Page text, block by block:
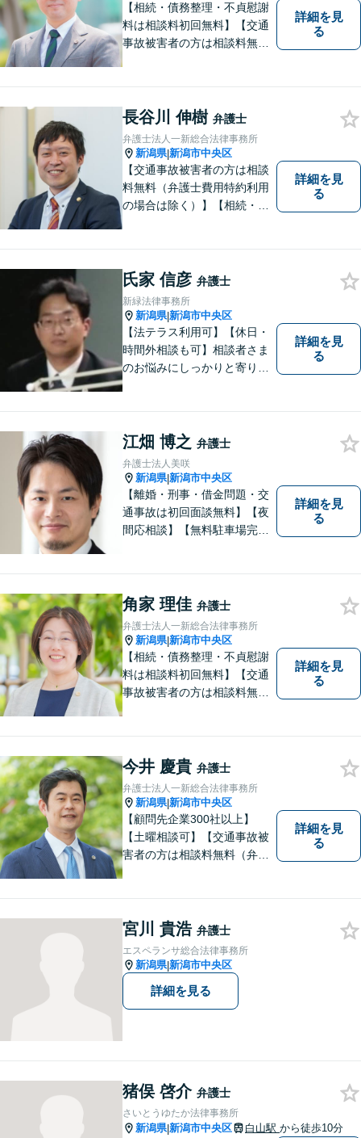
【相続・債務整理・不貞慰謝
料は相談料初回無料】【交通
事故被害者の方は相談料無料
思っています。
詳細を見
る
長谷川 伸樹 弁護士
弁護士法人一新総合法律事務所
新潟県|新潟市中央区
【交通事故被害者の方は相談
料無料（弁護士費用特約利用
の場合は除く）】【相続・債
てお力になります
詳細を見
る
氏家 信彦 弁護士
新緑法律事務所
新潟県|新潟市中央区
【法テラス利用可】【休日・
時間外相談も可】相談者さま
のお悩みにしっかりと寄り添
業・行政窓口など適切な相談
先をご紹介しています。
詳細を見
る
江畑 博之 弁護士
弁護士法人美咲
新潟県|新潟市中央区
【離婚・刑事・借金問題・交
通事故は初回面談無料】【夜
間応相談】【無料駐車場完
個人の方も法人の方も、お気
軽にご相談ください。
詳細を見
る
角家 理佳 弁護士
弁護士法人一新総合法律事務所
新潟県|新潟市中央区
【相続・債務整理・不貞慰謝
料は相談料初回無料】【交通
事故被害者の方は相談料無料
るため日々研鑽を積んでいま
す
詳細を見
る
今井 慶貴 弁護士
弁護士法人一新総合法律事務所
新潟県|新潟市中央区
【顧問先企業300社以上】
【土曜相談可】【交通事故被
害者の方は相談料無料（弁護
無料】
詳細を見
る
宮川 貴浩 弁護士
エスペランサ総合法律事務所
新潟県|新潟市中央区
詳細を見る
猪俣 啓介 弁護士
さいとうゆたか法律事務所
新潟県|新潟市中央区 白山駅 から徒歩10分